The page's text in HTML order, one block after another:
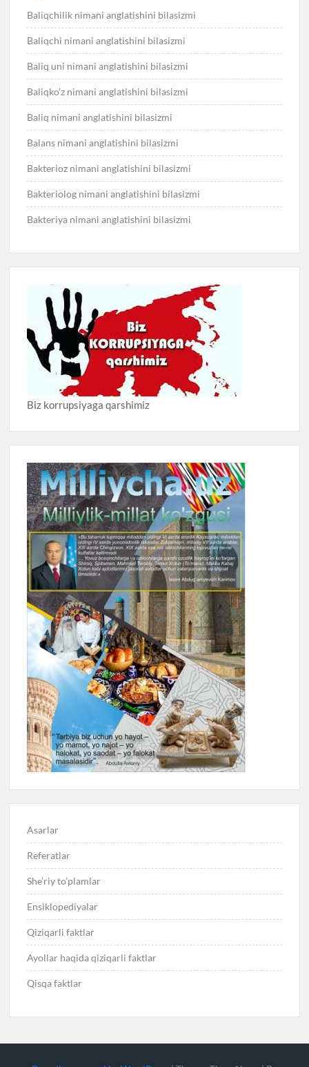
Baliqchilik nimani anglatishini bilasizmi
Baliqchi nimani anglatishini bilasizmi
Baliq uni nimani anglatishini bilasizmi
Baliqko’z nimani anglatishini bilasizmi
Baliq nimani anglatishini bilasizmi
Balans nimani anglatishini bilasizmi
Bakterioz nimani anglatishini bilasizmi
Bakteriolog nimani anglatishini bilasizmi
Bakteriya nimani anglatishini bilasizmi
Biz korrupsiyaga qarshimiz
Asarlar
Referatlar
She’riy to’plamlar
Ensiklopediyalar
Qiziqarli faktlar
Ayollar haqida qiziqarli faktlar
Qisqa faktlar